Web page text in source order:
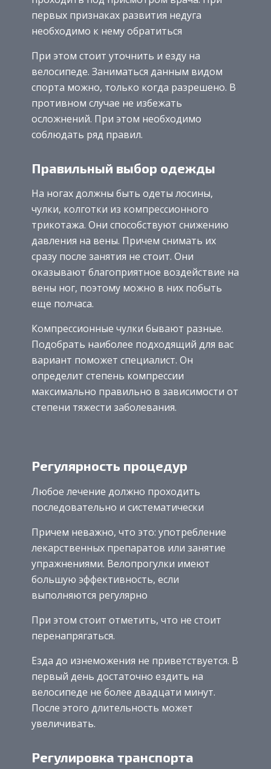
первых признаках развития недуга
необходимо к нему обратиться
При этом стоит уточнить и езду на
велосипеде. Заниматься данным видом
спорта можно, только когда разрешено. В
противном случае не избежать
осложнений. При этом необходимо
соблюдать ряд правил.
Правильный выбор одежды
На ногах должны быть одеты лосины,
чулки, колготки из компрессионного
трикотажа. Они способствуют снижению
давления на вены. Причем снимать их
сразу после занятия не стоит. Они
оказывают благоприятное воздействие на
вены ног, поэтому можно в них побыть
еще полчаса.
Компрессионные чулки бывают разные.
Подобрать наиболее подходящий для вас
вариант поможет специалист. Он
определит степень компрессии
максимально правильно в зависимости от
степени тяжести заболевания.
Регулярность процедур
Любое лечение должно проходить
последовательно и систематически
Причем неважно, что это: употребление
лекарственных препаратов или занятие
упражнениями. Велопрогулки имеют
большую эффективность, если
выполняются регулярно
При этом стоит отметить, что не стоит
перенапрягаться.
Езда до изнеможения не приветствуется. В
первый день достаточно ездить на
велосипеде не более двадцати минут.
После этого длительность может
увеличивать.
Регулировка транспорта